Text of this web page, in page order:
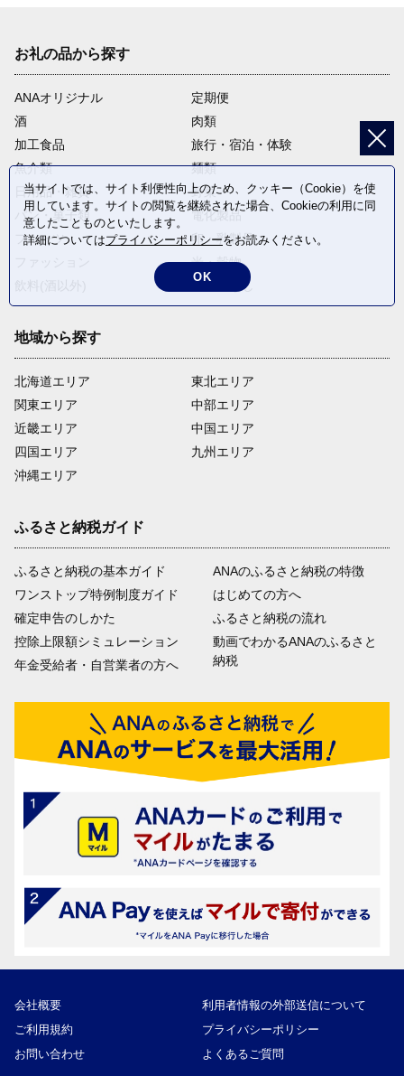
お礼の品から探す
ANAオリジナル
定期便
酒
肉類
加工食品
旅行・宿泊・体験
魚介類
麺類
日用品・雑貨
野菜
パン・菓子類
電化製品
フルーツ
卵・乳製品
米・穀物
返礼品なし
地域から探す
北海道エリア
関東エリア
近畿エリア
四国エリア
沖縄エリア
東北エリア
中部エリア
中国エリア
九州エリア
ふるさと納税ガイド
ふるさと納税の基本ガイド
ワンストップ特例制度ガイド
確定申告のしかた
控除上限額シミュレーション
年金受給者・自営業者の方へ
ANAのふるさと納税の特徴
はじめての方へ
ふるさと納税の流れ
動画でわかるANAのふるさと
納税
会社概要
利用者情報の外部送信について
ご利用規約
プライバシーポリシー
お問い合わせ
よくあるご質問
当サイトでは、サイト利便性向上のため、クッキー（Cookie）を使
用しています。サイトの閲覧を継続された場合、Cookieの利用に同
意したことものといたします。
詳細についてはプライバシーポリシーをお読みください。
OK